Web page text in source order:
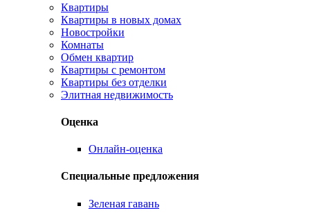
Квартиры
Квартиры в новых домах
Новостройки
Комнаты
Обмен квартир
Квартиры с ремонтом
Квартиры без отделки
Элитная недвижимость
Оценка
Онлайн-оценка
Специальные предложения
Зеленая гавань